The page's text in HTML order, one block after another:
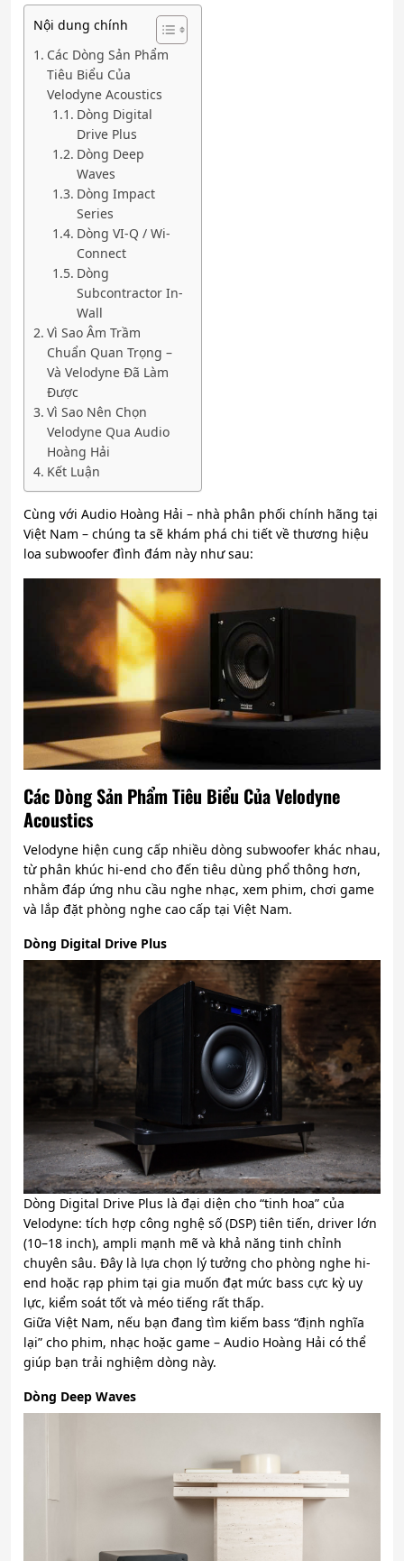
Nội dung chính
Các Dòng Sản Phẩm
Tiêu Biểu Của
Velodyne Acoustics
Dòng Digital
Drive Plus
Dòng Deep
Waves
Dòng Impact
Series
Dòng VI-Q / Wi-
Connect
Dòng
Subcontractor In-
Wall
Vì Sao Âm Trầm
Chuẩn Quan Trọng –
Và Velodyne Đã Làm
Được
Vì Sao Nên Chọn
Velodyne Qua Audio
Hoàng Hải
Kết Luận
Cùng với Audio Hoàng Hải – nhà phân phối chính hãng tại
Việt Nam – chúng ta sẽ khám phá chi tiết về thương hiệu
loa subwoofer đình đám này như sau:
Các Dòng Sản Phẩm Tiêu Biểu Của Velodyne
Acoustics
Velodyne hiện cung cấp nhiều dòng subwoofer khác nhau,
từ phân khúc hi-end cho đến tiêu dùng phổ thông hơn,
nhằm đáp ứng nhu cầu nghe nhạc, xem phim, chơi game
và lắp đặt phòng nghe cao cấp tại Việt Nam.
Dòng Digital Drive Plus
Dòng Digital Drive Plus là đại diện cho “tinh hoa” của
Velodyne: tích hợp công nghệ số (DSP) tiên tiến, driver lớn
(10–18 inch), ampli mạnh mẽ và khả năng tinh chỉnh
chuyên sâu. Đây là lựa chọn lý tưởng cho phòng nghe hi-
end hoặc rạp phim tại gia muốn đạt mức bass cực kỳ uy
lực, kiểm soát tốt và méo tiếng rất thấp.
Giữa Việt Nam, nếu bạn đang tìm kiếm bass “định nghĩa
lại” cho phim, nhạc hoặc game – Audio Hoàng Hải có thể
giúp bạn trải nghiệm dòng này.
Dòng Deep Waves